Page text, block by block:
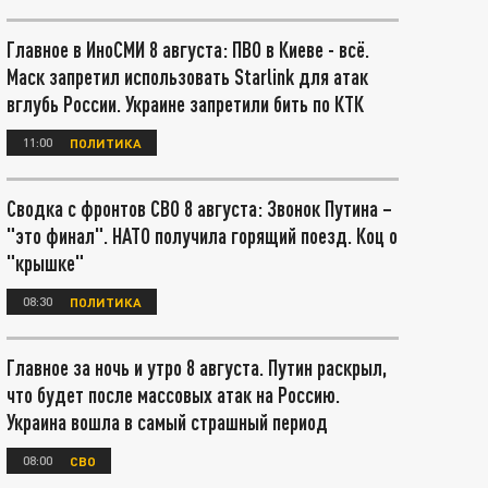
Главное в ИноСМИ 8 августа: ПВО в Киеве - всё.
Маск запретил использовать Starlink для атак
вглубь России. Украине запретили бить по КТК
11:00 ПОЛИТИКА
Сводка с фронтов СВО 8 августа: Звонок Путина –
"это финал". НАТО получила горящий поезд. Коц о
"крышке"
08:30 ПОЛИТИКА
Главное за ночь и утро 8 августа. Путин раскрыл,
что будет после массовых атак на Россию.
Украина вошла в самый страшный период
08:00 СВО